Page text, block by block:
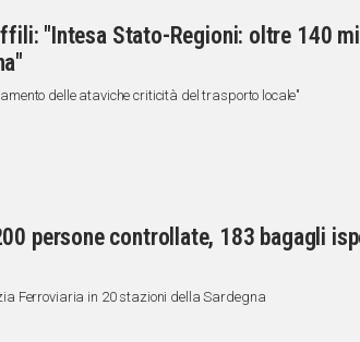
"Intesa Stato-Regioni: oltre 140
delle ataviche criticità del trasporto locale"
persone controllate, 183 bagagli
Ferroviaria in 20 stazioni della Sardegna